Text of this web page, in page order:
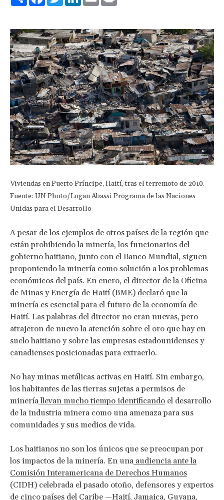
Viviendas en Puerto Príncipe, Haití, tras el terremoto de 2010.
Fuente: UN Photo/Logan Abassi Programa de las Naciones
Unidas para el Desarrollo
A pesar de los ejemplos de otros países de la región que
están prohibiendo la minería, los funcionarios del
gobierno haitiano, junto con el Banco Mundial, siguen
proponiendo la minería como solución a los problemas
económicos del país. En enero, el director de la Oficina
de Minas y Energía de Haití (BME) declaró que la
minería es esencial para el futuro de la economía de
Haití. Las palabras del director no eran nuevas, pero
atrajeron de nuevo la atención sobre el oro que hay en
suelo haitiano y sobre las empresas estadounidenses y
canadienses posicionadas para extraerlo.
No hay minas metálicas activas en Haití. Sin embargo,
los habitantes de las tierras sujetas a permisos de
mineríallevan mucho tiempo identificando el desarrollo
de la industria minera como una amenaza para sus
comunidades y sus medios de vida.
Los haitianos no son los únicos que se preocupan por
los impactos de la minería. En una audiencia ante la
Comisión Interamericana de Derechos Humanos
(CIDH) celebrada el pasado otoño, defensores y expertos
de cinco países del Caribe —Haití, Jamaica, Guyana,